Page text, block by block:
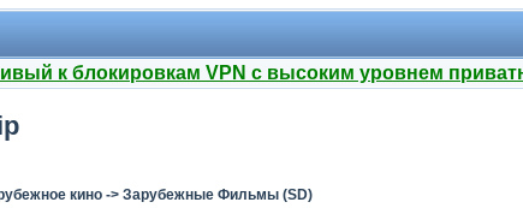
к блокировкам VPN с высоким уровнем
кино-> Зарубежные Фильмы (SD)